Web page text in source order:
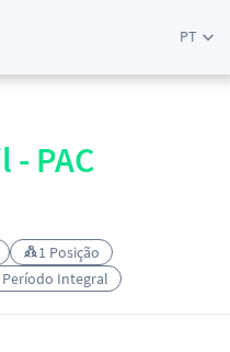
PT
PAC
1 Posição
Período Integral